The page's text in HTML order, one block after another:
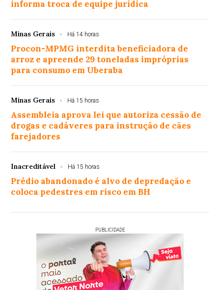
informa troca de equipe jurídica
Minas Gerais Há 14 horas
Procon-MPMG interdita beneficiadora de
arroz e apreende 29 toneladas impróprias
para consumo em Uberaba
Minas Gerais Há 15 horas
Assembleia aprova lei que autoriza cessão de
drogas e cadáveres para instrução de cães
farejadores
Inacreditável Há 15 horas
Prédio abandonado é alvo de depredação e
coloca pedestres em risco em BH
PUBLICIDADE